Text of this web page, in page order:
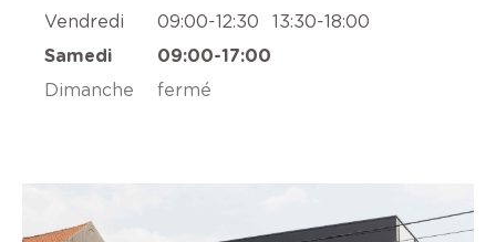
Vendredi
09:00-12:30 13:30-18:00
Samedi
09:00-17:00
Dimanche
fermé